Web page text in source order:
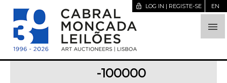

lock_open LOG IN | REGISTE-SE EN
-100000